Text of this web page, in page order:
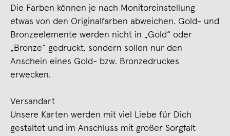
Die Farben können je nach Monitoreinstellung
etwas von den Originalfarben abweichen. Gold- und
Bronzeelemente werden nicht in „Gold“ oder
„Bronze“ gedruckt, sondern sollen nur den
Anschein eines Gold- bzw. Bronzedruckes
erwecken.
Versandart
Unsere Karten werden mit viel Liebe für Dich
gestaltet und im Anschluss mit großer Sorgfalt